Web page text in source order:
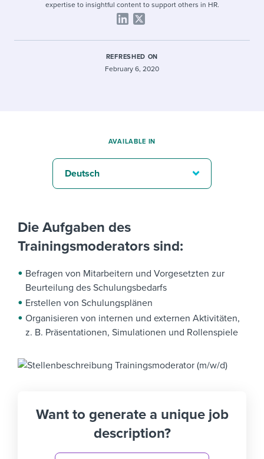
expertise to insightful content to support others in HR.
REFRESHED ON
February 6, 2020
Die Aufgaben des
Trainingsmoderators sind:
Befragen von Mitarbeitern und Vorgesetzten zur
Beurteilung des Schulungsbedarfs
Erstellen von Schulungsplänen
Organisieren von internen und externen Aktivitäten,
z. B. Präsentationen, Simulationen und Rollenspiele
Want to generate a unique job
description?
AVAILABLE IN
Deutsch